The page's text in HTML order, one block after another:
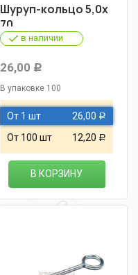
Шуруп-кольцо 5,0х
70
в наличии
26,00 Р
В упаковке 100
От 1 шт 26,00 Р
От 100 шт 12,20 Р
В КОРЗИНУ